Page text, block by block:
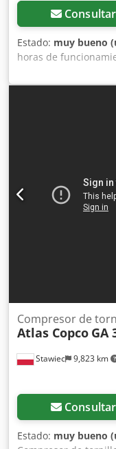
Consultar
Estado: muy bueno
horas de
API161729, longitud
Nja - Tipo: GA 11
API161729 -
tornillo en buen
Stawiec 9,823 km
Compresor de
Atlas Copco GA
Consultar
Estado: muy bueno